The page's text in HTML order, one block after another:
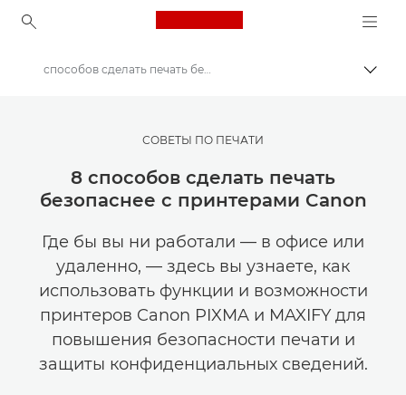
Canon Logo, back to
Мастерская творчества | Советы по фотографии и печати и руководства для покупателей
Советы и технические приемы по фотографии и печати
способов сделать печать безопаснее
СОВЕТЫ ПО ПЕЧАТИ
8 способов сделать печать
безопаснее с принтерами Canon
Где бы вы ни работали — в офисе или
удаленно, — здесь вы узнаете, как
использовать функции и возможности
принтеров Canon PIXMA и MAXIFY для
повышения безопасности печати и
защиты конфиденциальных сведений.